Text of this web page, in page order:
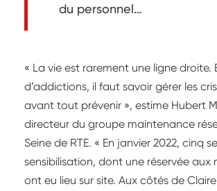
du personnel…
« La vie est rarement une ligne droite.
d’addictions, il faut savoir gérer les
avant tout prévenir », estime Hubert
directeur du groupe maintenance
Seine de RTE. « En janvier 2022, cinq
sensibilisation, dont une réservée aux
ont eu lieu sur site. Aux côtés de